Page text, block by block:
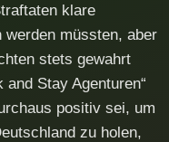
klare
werden müssten, aber
stets gewahrt
Stay Agenturen“
positiv sei, um
zu holen,